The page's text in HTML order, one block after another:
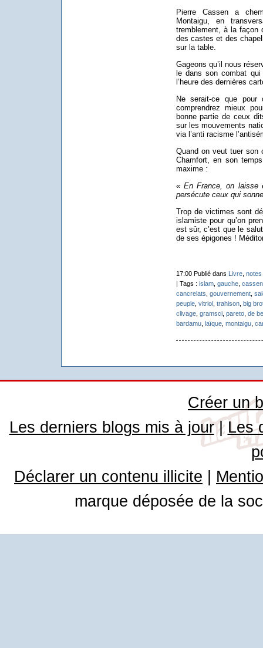
Pierre Cassen a
Montaigu, en
tremblement, à la façon
des castes et des
sur la table.
Gageons qu’il nous
le dans son combat
l’heure des dernières
Ne serait-ce que
comprendrez mieux
bonne partie de ceux
sur les mouvements
via l’anti racisme
Quand on veut tuer son
Chamfort, en son
maxime :
« En France, on laisse
persécute ceux qui
Trop de victimes sont
islamiste pour qu’on
est sûr, c’est que le
de ses épigones !
17:00 Publié dans Livre, notes
| Tags : islam, gauche, cassen
cancrelats gouvernement,
peuple, vitriol, trahison, big
clivage, gramsci, pareto, de
bardamu, laïque, montaigu,
Créer un
Les derniers blogs mis à jour| Les
Déclarer un contenu illicite
marque déposée de la